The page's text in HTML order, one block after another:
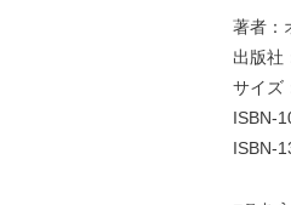
著者：
出版社
サイズ
ISBN-
ISBN-